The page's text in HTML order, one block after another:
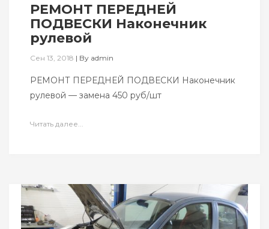
РЕМОНТ ПЕРЕДНЕЙ
ПОДВЕСКИ Наконечник
рулевой
Сен 13, 2018 | By admin
РЕМОНТ ПЕРЕДНЕЙ ПОДВЕСКИ Наконечник
рулевой — замена 450 руб/шт
Читать далее...